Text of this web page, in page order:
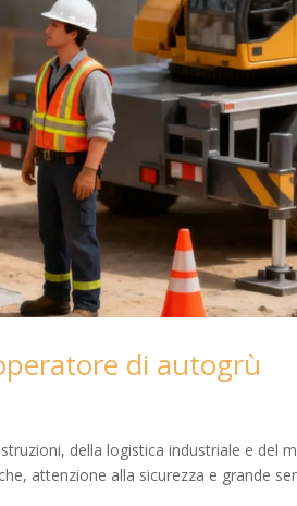
di autogrù
della logistica industriale e del
attenzione alla sicurezza e grande